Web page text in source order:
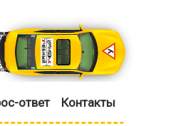
ответ Контакты